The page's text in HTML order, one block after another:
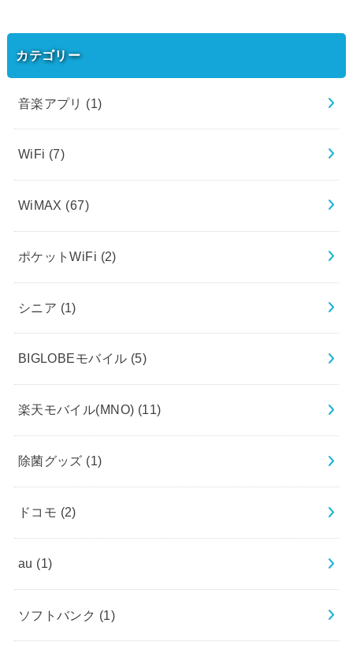
カテゴリー
音楽アプリ (1)
WiFi (7)
WiMAX (67)
ポケットWiFi (2)
シニア (1)
BIGLOBEモバイル (5)
楽天モバイル(MNO) (11)
除菌グッズ (1)
ドコモ (2)
au (1)
ソフトバンク (1)